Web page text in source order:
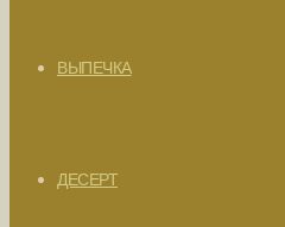
ВЫПЕЧКА
ДЕСЕРТ